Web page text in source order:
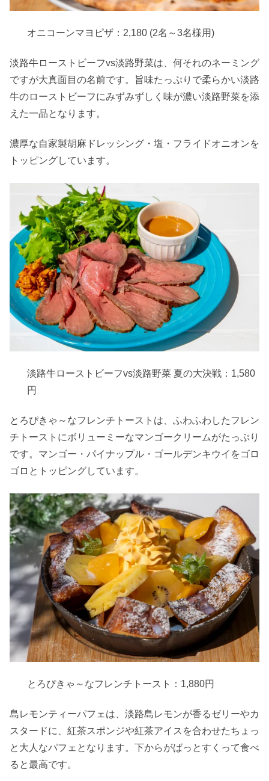
オニコーンマヨピザ：2,180 (2名～3名様用)
淡路牛ローストビーフvs淡路野菜は、何それのネーミング
ですが大真面目の名前です。旨味たっぷりで柔らかい淡路
牛のローストビーフにみずみずしく味が濃い淡路野菜を添
えた一品となります。
濃厚な自家製胡麻ドレッシング・塩・フライドオニオンを
トッピングしています。
淡路牛ローストビーフvs淡路野菜 夏の大決戦：1,580
円
とろぴきゃ～なフレンチトーストは、ふわふわしたフレン
チトーストにボリューミーなマンゴークリームがたっぷり
です。マンゴー・パイナップル・ゴールデンキウイをゴロ
ゴロとトッピングしています。
とろぴきゃ～なフレンチトースト：1,880円
島レモンティーパフェは、淡路島レモンが香るゼリーやカ
スタードに、紅茶スポンジや紅茶アイスを合わせたちょっ
と大人なパフェとなります。下からがばっとすくって食べ
ると最高です。